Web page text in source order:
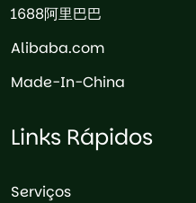
1688阿里巴巴
Alibaba.com
Made-In-China
Links Rápidos
Serviços